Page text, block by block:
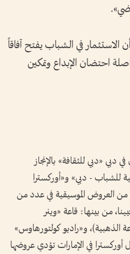
الاستثمار في الشباب يفتح آفاقاً
احتضان الإبداع وتمكين
دبي «دبي للثقافة» بالإنجاز
للشباب - دبي» و«أوركسترا
من العروض الموسيقية في عدد من
من بينها: قاعة «وينر
الذهبية)، و«راديو كولتورهاوس»
أوركسترا في الإمارات تؤدي عروضها